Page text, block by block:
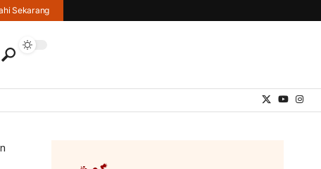
Sekarang